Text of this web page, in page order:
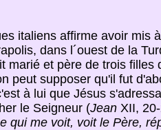
italiens affirme avoir mis
dans l´ouest de la
marié et père de trois filles
peut supposer qu'il fut
à lui que Jésus
le Seigneur (JeanXII, 20-
qui me voit, voit le Père,